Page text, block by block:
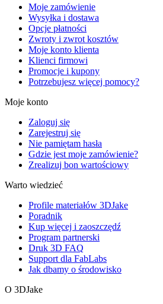
Moje zamówienie
Wysyłka i dostawa
Opcje płatności
Zwroty i zwrot kosztów
Moje konto klienta
Klienci firmowi
Promocje i kupony
Potrzebujesz więcej pomocy?
Moje konto
Zaloguj się
Zarejestruj się
Nie pamiętam hasła
Gdzie jest moje zamówienie?
Zrealizuj bon wartościowy
Warto wiedzieć
Profile materiałów 3DJake
Poradnik
Kup więcej i zaoszczędź
Program partnerski
Druk 3D FAQ
Support dla FabLabs
Jak dbamy o środowisko
O 3DJake